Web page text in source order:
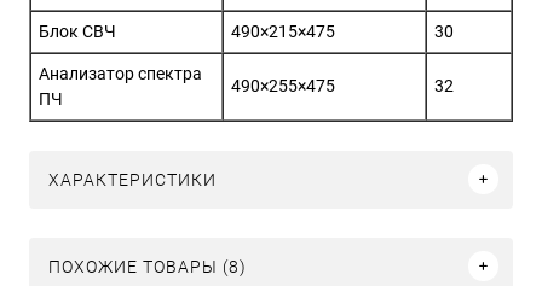
Блок СВЧ 490×215×475 30
Анализатор спектра
ПЧ
490×255×475 32
ХАРАКТЕРИСТИКИ
ПОХОЖИЕ ТОВАРЫ (8)